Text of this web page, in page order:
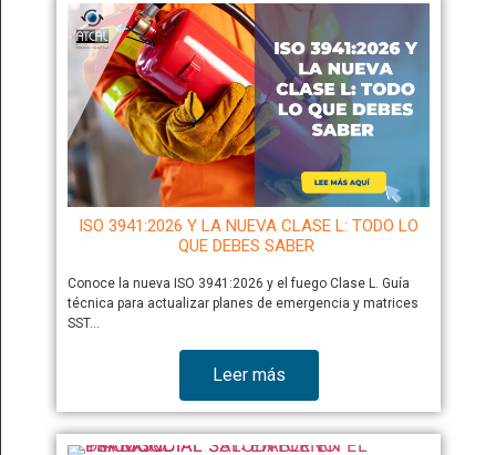
ISO 3941:2026 Y LA NUEVA CLASE L: TODO LO
QUE DEBES SABER
Conoce la nueva ISO 3941:2026 y el fuego Clase L. Guía
técnica para actualizar planes de emergencia y matrices
SST…
Leer más